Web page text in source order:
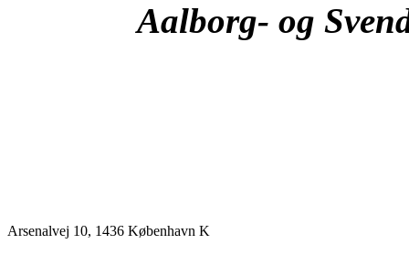
Aalborg- og
Arsenalvej 10, 1436 København K